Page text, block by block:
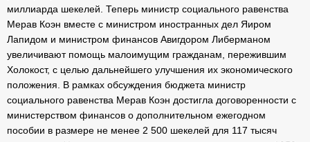
миллиарда шекелей. Теперь министр социального равенства
Мерав Коэн вместе с министром иностранных дел Яиром
Лапидом и министром финансов Авигдором Либерманом
увеличивают помощь малоимущим гражданам, пережившим
Холокост, с целью дальнейшего улучшения их экономического
положения.
В рамках обсуждения бюджета министр
социального равенства Мерав Коэн достигла договоренности с
министерством финансов о дополнительном ежегодном
пособии в размере не менее 2 500 шекелей для 117 тысяч